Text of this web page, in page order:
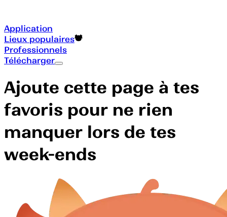
Application
Lieux populaires
Professionnels
Télécharger
Ajoute cette page à tes
favoris pour ne rien
manquer lors de tes
week-ends